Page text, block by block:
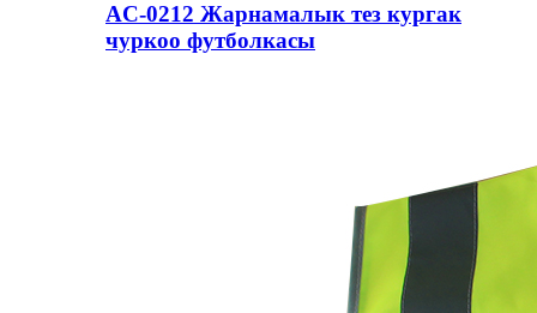
AC-0212 Жарнамалык тез кургак
чуркоо футболкасы